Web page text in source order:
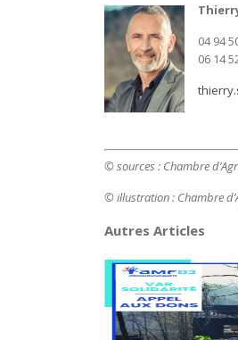
04 94
06 14
© sources : Chambre
© illustration : Chambre
Autres Articles